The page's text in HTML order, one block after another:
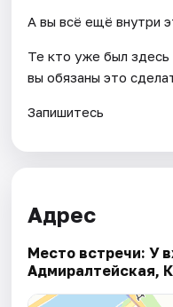
А вы всё ещё внутри
Те кто уже был здесь
вы обязаны это
Запишитесь
Адрес
Место встречи: У
Адмиралтейская,